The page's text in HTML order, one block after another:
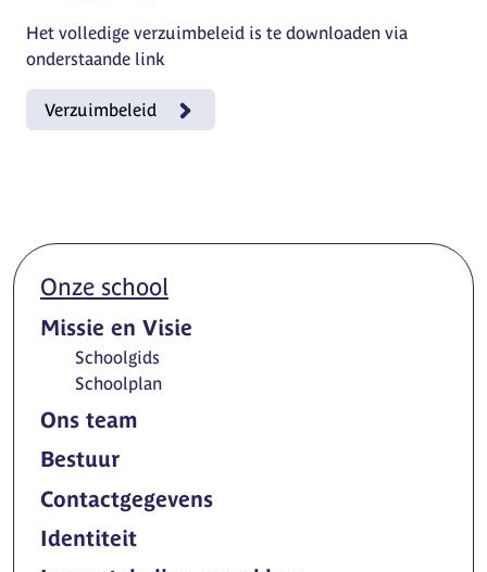
Het volledige verzuimbeleid is te downloaden via
onderstaande link
Verzuimbeleid
Onze school
Missie en Visie
Schoolgids
Schoolplan
Ons team
Bestuur
Contactgegevens
Identiteit